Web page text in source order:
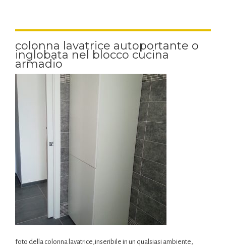
colonna lavatrice autoportante o
inglobata nel blocco cucina
armadio
foto della colonna lavatrice,inseribile in un qualsiasi ambiente,